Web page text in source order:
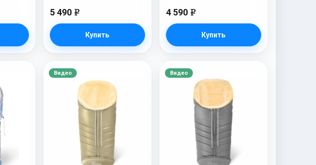
5 490 e
Купить
4 590 e
Купить
Видео Видео